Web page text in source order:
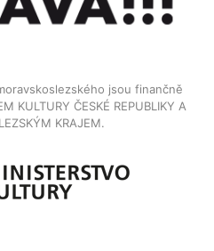
jsou finančně
KULTURY ČESKÉ REPUBLIKY A
KRAJEM.